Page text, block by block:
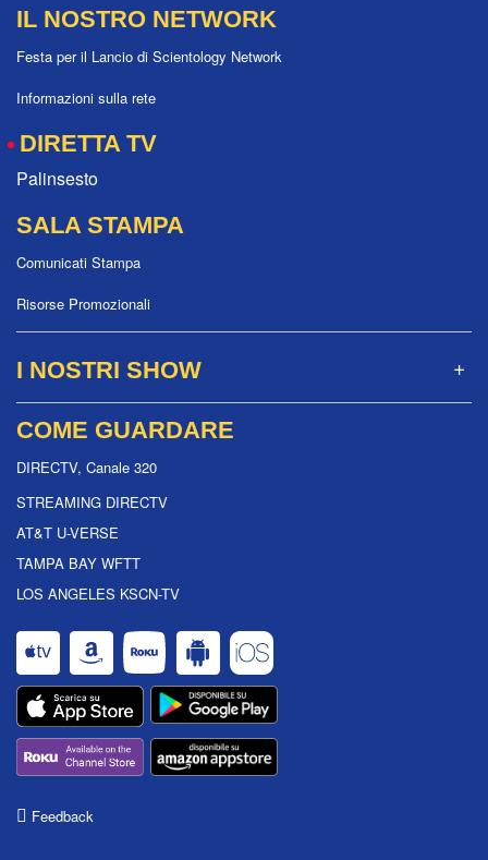
IL NOSTRO NETWORK
Festa per il Lancio di Scientology Network
Informazioni sulla rete
DIRETTA TV
Palinsesto
SALA STAMPA
Comunicati Stampa
Risorse Promozionali
I NOSTRI SHOW
COME GUARDARE
DIRECTV, Canale 320
STREAMING DIRECTV
AT&T U-VERSE
TAMPA BAY WFTT
LOS ANGELES KSCN-TV
Feedback